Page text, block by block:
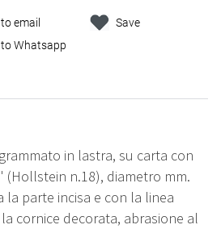
email
to Whatsapp
Save
in lastra, su carta con
(Hollstein n.18), diametro mm.
parte incisa e con la linea
cornice decorata, abrasione al